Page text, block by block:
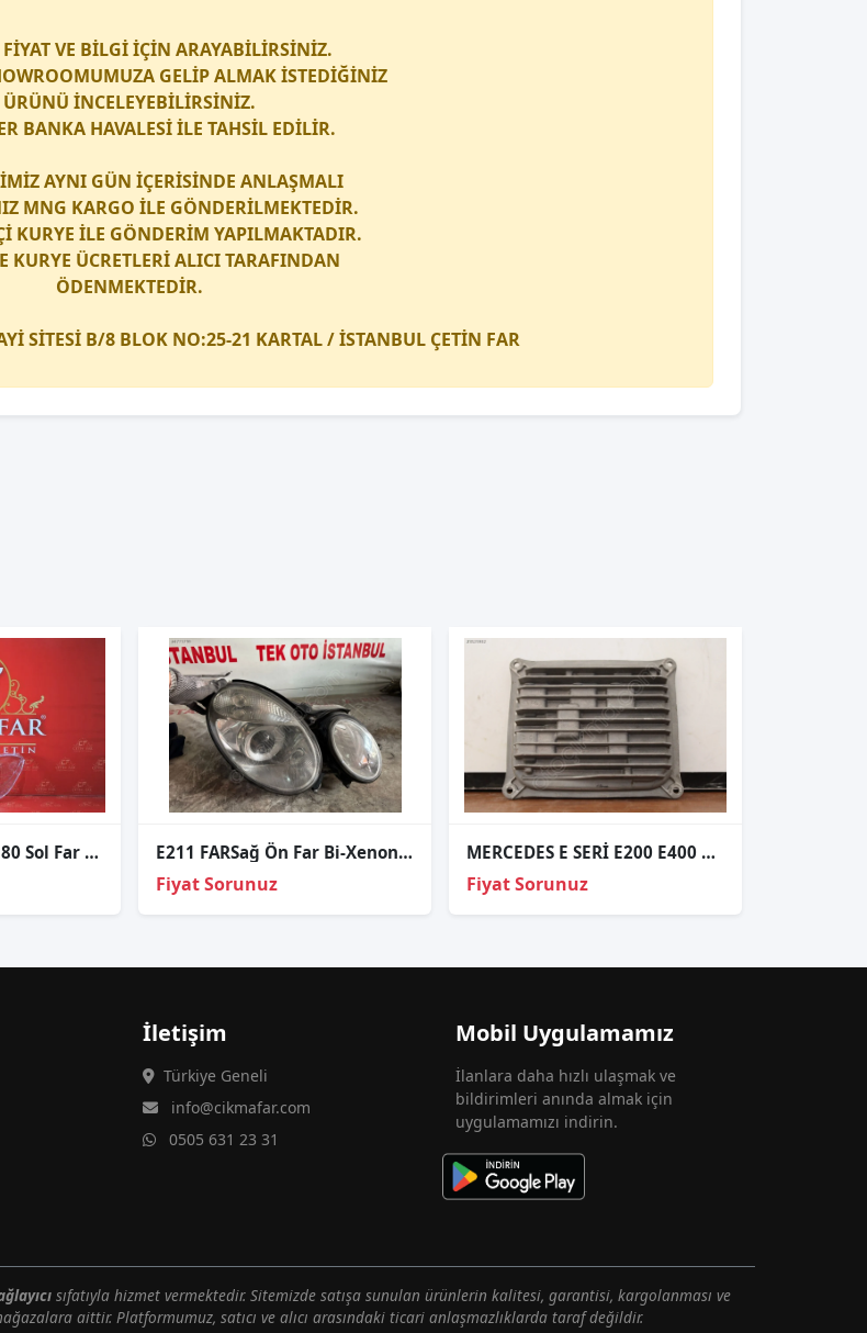
FİYAT VE BİLGİ İÇİN ARAYABİLİRSİNİZ.
GELİP ALMAK İSTEDİĞİNİZ
ÜRÜNÜ İNCELEYEBİLİRSİNİZ.
BANKA HAVALESİ İLE TAHSİL EDİLİR.
AYNI GÜN İÇERİSİNDE ANLAŞMALI
MNG KARGO İLE GÖNDERİLMEKTEDİR.
KURYE İLE GÖNDERİM YAPILMAKTADIR.
KURYE ÜCRETLERİ ALICI TARAFINDAN
ÖDENMEKTEDİR.
SİTESİ B/8 BLOK NO:25-21 KARTAL / İSTANBUL ÇETİN FAR
Mercedes W212 E180 Sol Far Cami E211 FARSağ Ön Far Bi-Xenon E Serisi A2118204861
Fiyat Sorunuz
MERCEDES E SERİ E200 E400 4 MATİC FAR BEYNİ A2059009534
Fiyat Sorunuz
İletişim
Türkiye Geneli
info@cikmafar.com
0505 631 23 31
Mobil Uygulamamız
İlanlara daha hızlı ulaşmak ve
bildirimleri anında almak için
uygulamamızı indirin.
sıfatıyla hizmet vermektedir. Sitemizde satışa sunulan ürünlerin kalitesi, garantisi, kargolanması ve
aittir. Platformumuz, satıcı ve alıcı arasındaki ticari anlaşmazlıklarda taraf değildir.